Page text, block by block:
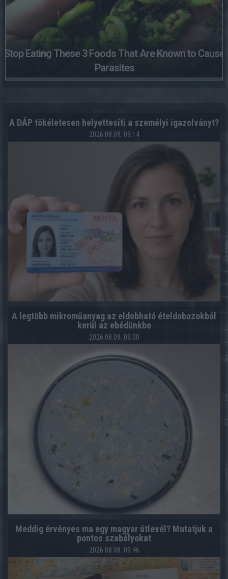
Stop Eating These 3 Foods That Are Known to Cause
Parasites
A DÁP tökéletesen helyettesíti a személyi igazolványt?
2026.08.09. 09:14
A legtöbb mikroműanyag az eldobható ételdobozokból
kerül az ebédünkbe
2026.08.09. 09:00
Meddig érvényes ma egy magyar útlevél? Mutatjuk a
pontos szabályokat
2026.08.08. 09:46